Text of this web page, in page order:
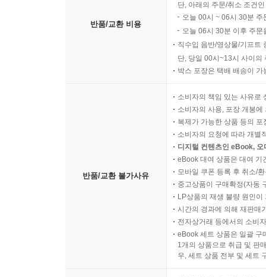
반품/교환 비용
단, 아래의 주문/취소 조건
오늘 00시 ~ 06시 30분
오늘 06시 30분 이후 주
직수입 음반/영상물/기프트
단, 당일 00시~13시 사이의
박스 포장은 택배 배송이
반품/교환 불가사유
소비자의 책임 있는 사유로
소비자의 사용, 포장 개봉
복제가 가능한 상품 등의
소비자의 요청에 따라 개별
디지털 컨텐츠인 eBook,
eBook 대여 상품은 대여 기
모바일 쿠폰 등록 후 취소/
중고상품이 구매확정(자동
LP상품의 재생 불량 원인
시간의 경과에 의해 재판매
전자상거래 등에서의 소비
eBook 세트 상품은 일괄 구
1개의 상품으로 취급 및 판
우, 세트 상품 전부 및 세트